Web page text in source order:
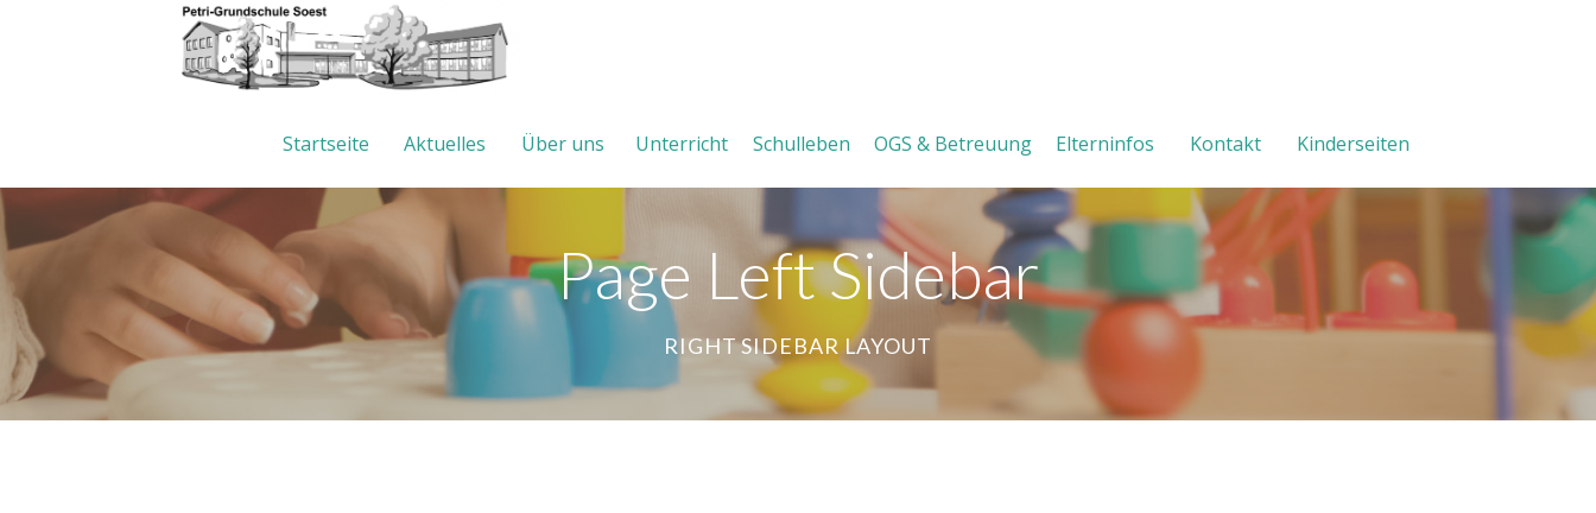
Startseite Aktuelles Über uns Unterricht Schulleben OGS & Betreuung Elterninfos Kontakt Kinderseiten
Page Left Sidebar
RIGHT SIDEBAR LAYOUT